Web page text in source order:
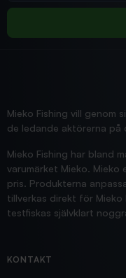
Jensa
Mieko Fishing vill genom
de ledande aktörerna på
Mieko Fishing har bland
varumärket Mieko.
pris. Produkterna
tillverkas direkt för
testfiskas självklart
KONTAKT